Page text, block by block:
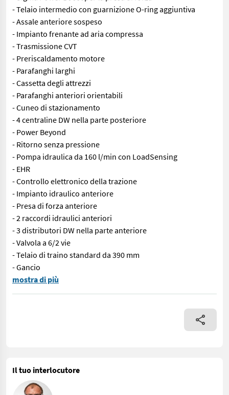
- Telaio intermedio con guarnizione O-ring aggiuntiva
- Assale anteriore sospeso
- Impianto frenante ad aria compressa
- Trasmissione CVT
- Preriscaldamento motore
- Parafanghi larghi
- Cassetta degli attrezzi
- Parafanghi anteriori orientabili
- Cuneo di stazionamento
- 4 centraline DW nella parte posteriore
- Power Beyond
- Ritorno senza pressione
- Pompa idraulica da 160 l/min con LoadSensing
- EHR
- Controllo elettronico della trazione
- Impianto idraulico anteriore
- Presa di forza anteriore
- 2 raccordi idraulici anteriori
- 3 distributori DW nella parte anteriore
- Valvola a 6/2 vie
- Telaio di traino standard da 390 mm
- Gancio
Dotazioni: - Colore: verde oliva metallizzato - 50 km/h -
mostra di più
Il tuo interlocutore